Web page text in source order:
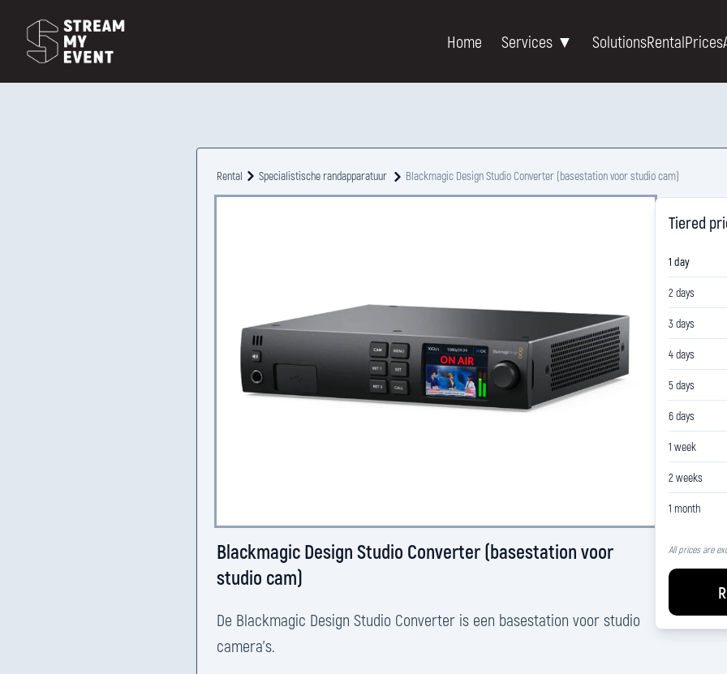
Home Services ▼ SolutionsRentalPrices
Rental Specialistische randapparatuur Blackmagic Design Studio Converter (basestation voor studio cam)
Blackmagic Design Studio Converter (basestation voor
studio cam)
De Blackmagic Design Studio Converter is een basestation voor studio
camera's.
Tiered
1 day
2 days
3 days
4 days
5 days
6 days
1 week
2 weeks
1 month
All prices are